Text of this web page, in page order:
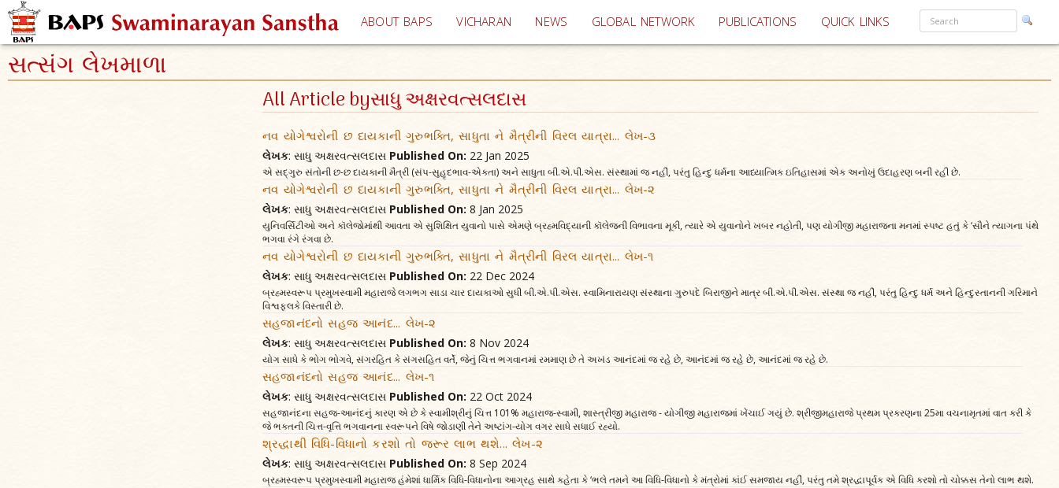
ABOUT BAPS VICHARAN (current)
NEWS GLOBAL NETWORK PUBLICATIONS QUICK LINKS
સત્સંગ લેખમાળા
All Article byસાધુ અક્ષરવત્સલદાસ
નવ યોગેશ્વરોની છ દાયકાની ગુરુભક્તિ, સાધુતા ને મૈત્રીની વિરલ યાત્રા... લેખ-૩
લેખક: સાધુ અક્ષરવત્સલદાસ Published On: 22 Jan 2025
એ સદ્‌ગુરુ સંતોની છ-છ દાયકાની મૈત્રી (સંપ-સુહૃદભાવ-એકતા) અને સાધુતા બી.એ.પી.એસ. સંસ્થામાં જ નહીં, પરંતુ હિન્દુ ધર્મના આધ્યાત્મિક ઇતિહાસમાં એક અનોખું ઉદાહરણ બની રહી છે.
નવ યોગેશ્વરોની છ દાયકાની ગુરુભક્તિ, સાધુતા ને મૈત્રીની વિરલ યાત્રા... લેખ-૨
લેખક: સાધુ અક્ષરવત્સલદાસ Published On: 8 Jan 2025
યુનિવર્સિટીઓ અને કૉલેજોમાંથી આવતા એ સુશિક્ષિત યુવાનો પાસે એમણે બ્રહ્મવિદ્યાની કૉલેજની વિભાવના મૂકી, ત્યારે એ યુવાનોને ખબર નહોતી, પણ યોગીજી મહારાજના મનમાં સ્પષ્ટ હતું કે ‘સૌને ત્યાગના પંથે
ભગવા રંગે રંગવા છે.
નવ યોગેશ્વરોની છ દાયકાની ગુરુભક્તિ, સાધુતા ને મૈત્રીની વિરલ યાત્રા... લેખ-૧
લેખક: સાધુ અક્ષરવત્સલદાસ Published On: 22 Dec 2024
બ્રહ્મસ્વરૂપ પ્રમુખસ્વામી મહારાજે લગભગ સાડા ચાર દાયકાઓ સુધી બી.એ.પી.એસ. સ્વામિનારાયણ સંસ્થાના ગુરુપદે બિરાજીને માત્ર બી.એ.પી.એસ. સંસ્થા જ નહીં, પરંતુ હિન્દુ ધર્મ અને હિન્દુસ્તાનની ગરિમાને
વિશ્વફલકે વિસ્તારી છે.
સહજાનંદનો સહજ આનંદ... લેખ-૨
લેખક: સાધુ અક્ષરવત્સલદાસ Published On: 8 Nov 2024
યોગ સાધે કે ભોગ ભોગવે, સંગરહિત કે સંગસહિત વર્તે, જેનું ચિત્ત ભગવાનમાં રમમાણ છે તે અખંડ આનંદમાં જ રહે છે, આનંદમાં જ રહે છે, આનંદમાં જ રહે છે.
સહજાનંદનો સહજ આનંદ... લેખ-૧
લેખક: સાધુ અક્ષરવત્સલદાસ Published On: 22 Oct 2024
સહજાનંદના સહજ-આનંદનું કારણ એ છે કે સ્વામીશ્રીનું ચિત્ત 101% મહારાજ-સ્વામી, શાસ્ત્રીજી મહારાજ - યોગીજી મહારાજમાં ખેંચાઈ ગયું છે. શ્રીજીમહારાજે પ્રથમ પ્રકરણના 25મા વચનામૃતમાં વાત કરી કે
જે ભક્તની ચિત્ત-વૃત્તિ ભગવાનના સ્વરૂપને વિષે જોડાણી તેને અષ્ટાંગ-યોગ વગર સાધે સધાઈ રહ્યો.
શ્રદ્ધાથી વિધિ-વિધાનો કરશો તો જરૂર લાભ થશે... લેખ-૨
લેખક: સાધુ અક્ષરવત્સલદાસ Published On: 8 Sep 2024
બ્રહ્મસ્વરૂપ પ્રમુખસ્વામી મહારાજ હંમેશાં ધાર્મિક વિધિ-વિધાનોના આગ્રહ સાથે કહેતા કે ‘ભલે તમને આ વિધિ-વિધાનો કે મંત્રોમાં કાંઈ સમજાય નહીં, પરંતુ તમે શ્રદ્ધાપૂર્વક એ વિધિ કરશો તો ચોક્કસ તેનો લાભ થશે.